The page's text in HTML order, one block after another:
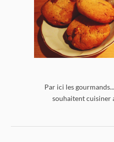
Par ici les
souhaitent cuisiner